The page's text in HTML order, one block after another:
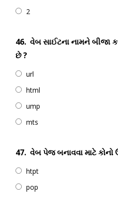
2
46. વેબ સાઈટના નામને બીજા
છે ?
url
html
ump
mts
47. વેબ પેજ બનાવવા માટે
htpt
pop